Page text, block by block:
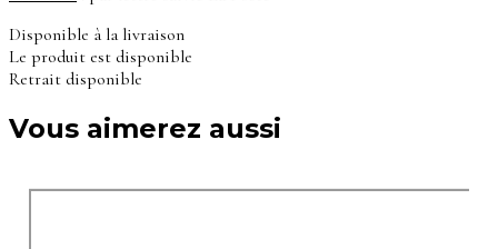
Disponible à la livraison
Le produit est disponible
Retrait disponible
Vous aimerez aussi